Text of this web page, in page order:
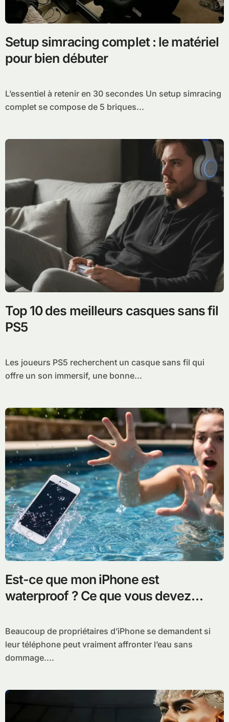
Setup simracing complet : le matériel
pour bien débuter
L’essentiel à retenir en 30 secondes Un setup simracing
complet se compose de 5 briques...
Top 10 des meilleurs casques sans fil
PS5
Les joueurs PS5 recherchent un casque sans fil qui
offre un son immersif, une bonne...
Est-ce que mon iPhone est
waterproof ? Ce que vous devez
Beaucoup de propriétaires d’iPhone se demandent si
leur téléphone peut vraiment affronter l’eau sans
dommage....